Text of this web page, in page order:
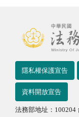
隱私權保護宣告
資料開放宣告
法務部地址：